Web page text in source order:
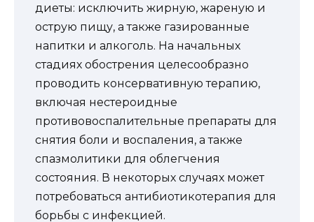
диеты: исключить жирную, жареную и
острую пищу, а также газированные
напитки и алкоголь. На начальных
стадиях обострения целесообразно
проводить консервативную терапию,
включая нестероидные
противовоспалительные препараты для
снятия боли и воспаления, а также
спазмолитики для облегчения
состояния. В некоторых случаях может
потребоваться антибиотикотерапия для
борьбы с инфекцией.